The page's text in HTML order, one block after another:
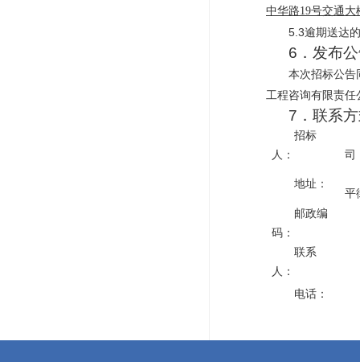
中华路19号交通
5.3逾期送达
6．发布
本次招标公告
工程咨询有限责任
7．联系
招标
人：
司
地址：
平
邮政编
码：
联系
人：
电话：